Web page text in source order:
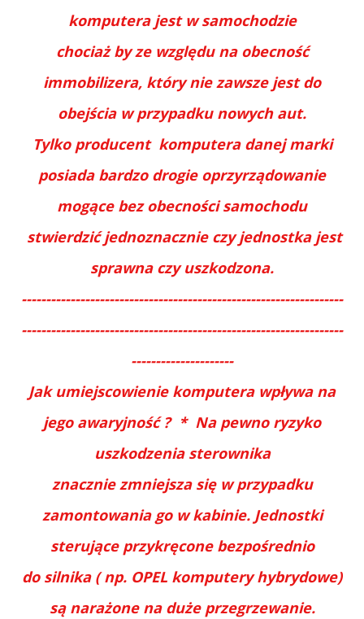
komputera jest w samochodzie
chociaż by ze względu na obecność
immobilizera, który nie zawsze jest do
obejścia w przypadku nowych aut.
Tylko producent komputera danej marki
posiada bardzo drogie oprzyrządowanie
mogące bez obecności samochodu
stwierdzić jednoznacznie czy jednostka jest
sprawna czy uszkodzona.
------------------------------------------------------------------
------------------------------------------------------------------
---------------------
Jak umiejscowienie komputera wpływa na
jego awaryjność ? * Na pewno ryzyko
uszkodzenia sterownika
znacznie zmniejsza się w przypadku
zamontowania go w kabinie. Jednostki
sterujące przykręcone bezpośrednio
do silnika ( np. OPEL komputery hybrydowe)
są narażone na duże przegrzewanie.